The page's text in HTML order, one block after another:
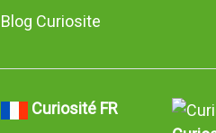
Blog Curiosite
Curiosité FR